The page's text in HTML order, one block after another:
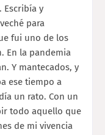
Escribía y
para
fui uno de los
En la pandemia
Y mantecados, y
ese tiempo a
un rato. Con un
todo aquello que
de mi vivencia